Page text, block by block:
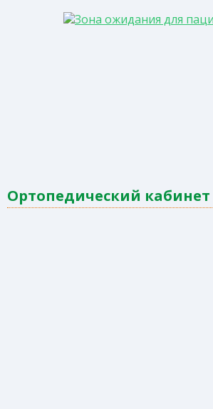
Ортопедический кабинет